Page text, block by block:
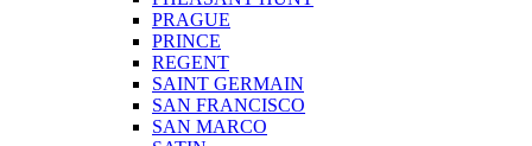
PRAGUE
PRINCE
REGENT
SAINT GERMAIN
SAN FRANCISCO
SAN MARCO